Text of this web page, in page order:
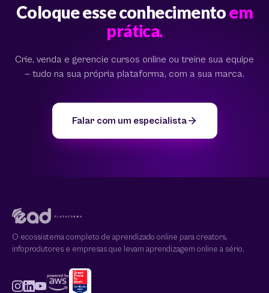
Coloque esse conhecimentoem
prática.
Crie, venda e gerencie cursos online ou treine sua equipe
— tudo na sua própria plataforma, com a sua marca.
Falar com um especialista
O ecossistema completo de aprendizado online para creators,
infoprodutores e empresas que levam aprendizagem online a sério.